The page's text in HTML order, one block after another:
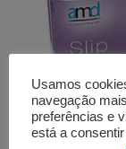
Usamos
navegação
preferências e
está a